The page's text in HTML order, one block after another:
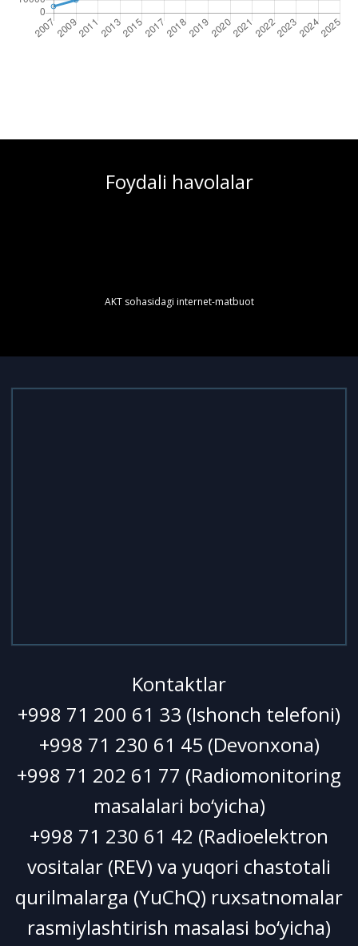
Foydali havolalar
AKT sohasidagi internet-matbuot
Kontaktlar
+998 71 200 61 33 (Ishonch telefoni)
+998 71 230 61 45 (Devonxonа)
+998 71 202 61 77 (Radiomonitoring
masalalari bo‘yicha)
+998 71 230 61 42 (Radioelektron
vositalar (REV) va yuqori chastotali
qurilmalarga (YuChQ) ruxsatnomalar
rasmiylashtirish masalasi bo‘yicha)